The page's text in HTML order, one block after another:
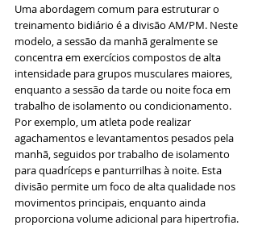
Uma abordagem comum para estruturar o
treinamento bidiário é a divisão AM/PM. Neste
modelo, a sessão da manhã geralmente se
concentra em exercícios compostos de alta
intensidade para grupos musculares maiores,
enquanto a sessão da tarde ou noite foca em
trabalho de isolamento ou condicionamento.
Por exemplo, um atleta pode realizar
agachamentos e levantamentos pesados pela
manhã, seguidos por trabalho de isolamento
para quadríceps e panturrilhas à noite. Esta
divisão permite um foco de alta qualidade nos
movimentos principais, enquanto ainda
proporciona volume adicional para hipertrofia.